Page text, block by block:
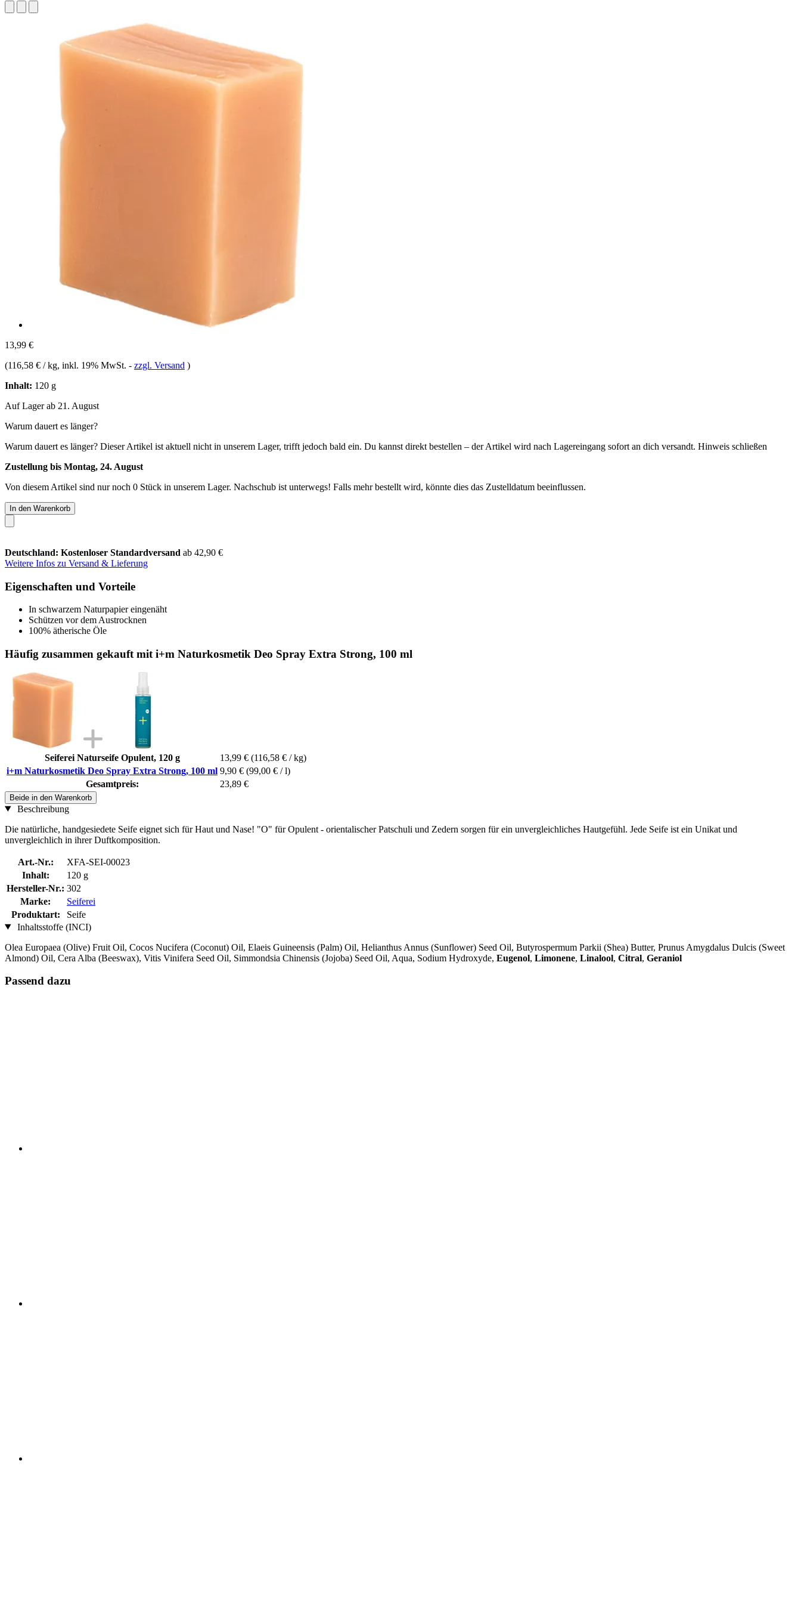
13,99 €
(116,58 € / kg, inkl. 19% MwSt. - zzgl. Versand )
Inhalt: 120 g
Auf Lager ab 21. August
Warum dauert es länger?
Warum dauert es länger? Dieser Artikel ist aktuell nicht in unserem Lager, trifft jedoch bald ein. Du kannst direkt bestellen – der Artikel wird nach Lagereingang sofort an dich versandt. Hinweis schließen
Zustellung bis Montag, 24. August
Von diesem Artikel sind nur noch 0 Stück in unserem Lager. Nachschub ist unterwegs! Falls mehr bestellt wird, könnte dies das Zustelldatum beeinflussen.
In den Warenkorb
Deutschland: Kostenloser Standardversand ab 42,90 €
Weitere Infos zu Versand & Lieferung
Eigenschaften und Vorteile
In schwarzem Naturpapier eingenäht
Schützen vor dem Austrocknen
100% ätherische Öle
Häufig zusammen gekauft mit i+m Naturkosmetik Deo Spray Extra Strong, 100 ml
Seiferei Naturseife Opulent, 120 g 13,99 € (116,58 € / kg)
i+m Naturkosmetik Deo Spray Extra Strong, 100 ml 9,90 € (99,00 € / l)
Gesamtpreis:
23,89 €
Beide in den Warenkorb
Beschreibung
Die natürliche, handgesiedete Seife eignet sich für Haut und Nase! "O" für Opulent - orientalischer Patschuli und Zedern sorgen für ein unvergleichliches Hautgefühl. Jede Seife ist ein Unikat und
unvergleichlich in ihrer Duftkomposition.
Art.-Nr.:
XFA-SEI-00023
Inhalt:
120 g
Hersteller-Nr.: 302
Marke:
Seiferei
Produktart:
Seife
Inhaltsstoffe (INCI)
Olea Europaea (Olive) Fruit Oil, Cocos Nucifera (Coconut) Oil, Elaeis Guineensis (Palm) Oil, Helianthus Annus (Sunflower) Seed Oil, Butyrospermum Parkii (Shea) Butter, Prunus Amygdalus Dulcis (Sweet
Almond) Oil, Cera Alba (Beeswax), Vitis Vinifera Seed Oil, Simmondsia Chinensis (Jojoba) Seed Oil, Aqua, Sodium Hydroxyde, Eugenol, Limonene, Linalool, Citral, Geraniol
Passend dazu